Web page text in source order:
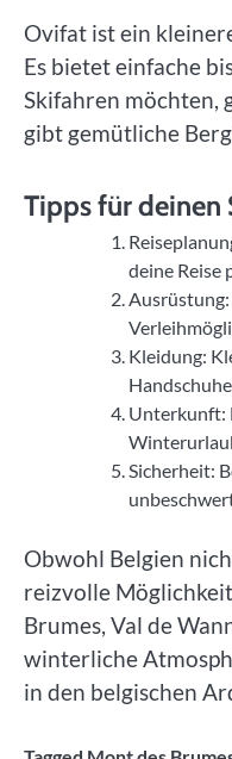
Ovifat ist ein
Es bietet einfache
Skifahren möchten,
gibt gemütliche
Tipps für deinen
deine Reise
Ausrüstung:
Kleidung:
Unterkunft:
Sicherheit:
Obwohl Belgien
reizvolle
Brumes, Val de
winterliche
in den belgischen